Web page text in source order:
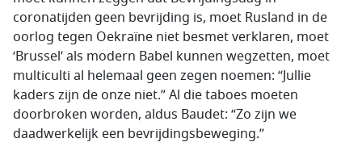
coronatijden geen bevrijding is, moet Rusland in de
oorlog tegen Oekraïne niet besmet verklaren, moet
‘Brussel’ als modern Babel kunnen wegzetten, moet
multiculti al helemaal geen zegen noemen: “Jullie
kaders zijn de onze niet.” Al die taboes moeten
doorbroken worden, aldus Baudet: “Zo zijn we
daadwerkelijk een bevrijdingsbeweging.”